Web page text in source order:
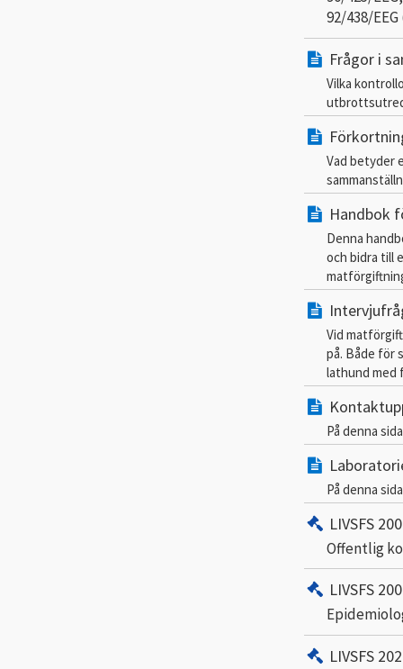
92/438/
Frågor i
Vilka
Vad betyder
Handbok
Denna
och bidra till
Vid
på. Både för
lathund med
På denna
På denna
LIVSFS
Offentlig
LIVSFS
LIVSFS